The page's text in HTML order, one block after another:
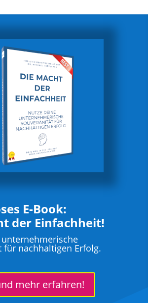
E-Book:
der Einfachheit!
für nachhaltigen Erfolg.
mehr erfahren!